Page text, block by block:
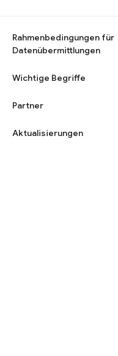
Rahmenbedingungen für
Datenübermittlungen
Wichtige Begriffe
Partner
Aktualisierungen